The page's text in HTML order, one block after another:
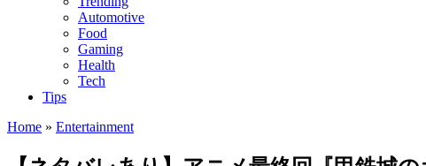
Automotive
Food
Gaming
Health
Tech
Tips
Home » Entertainment